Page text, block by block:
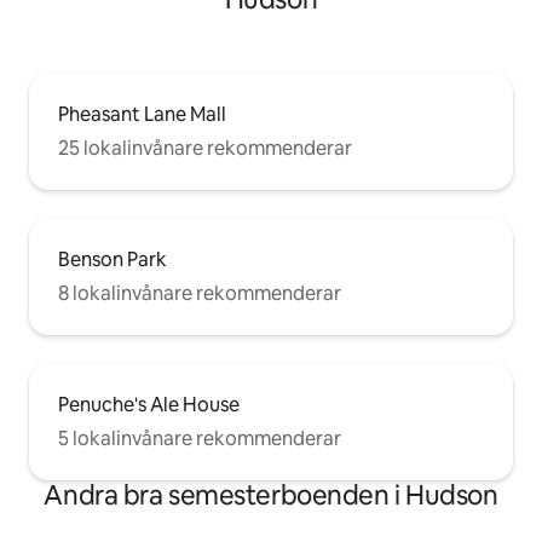
Pheasant Lane Mall
25 lokalinvånare rekommenderar
Benson Park
8 lokalinvånare rekommenderar
Penuche's Ale House
5 lokalinvånare rekommenderar
Andra bra semesterboenden i Hudson